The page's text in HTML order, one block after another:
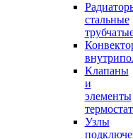
стальные
Клапаны
и
элементы
Узлы